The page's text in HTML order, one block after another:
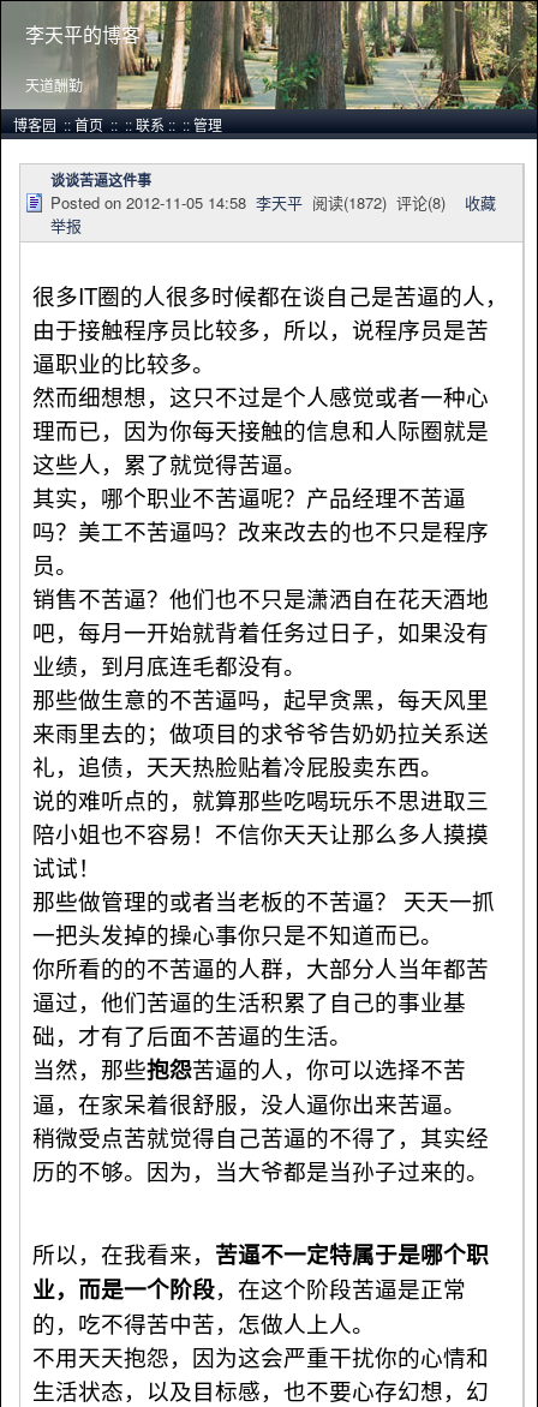
李天平的博客
天道酬勤
博客园::首页::::联系::::管理
谈谈苦逼这件事
Posted on 2012-11-05 14:58 李天平 阅读(1872) 评论(8) 收藏
举报
很多IT圈的人很多时候都在谈自己是苦逼的人，
由于接触程序员比较多，所以，说程序员是苦
逼职业的比较多。
然而细想想，这只不过是个人感觉或者一种心
理而已，因为你每天接触的信息和人际圈就是
这些人，累了就觉得苦逼。
其实，哪个职业不苦逼呢？产品经理不苦逼
吗？美工不苦逼吗？改来改去的也不只是程序
员。
销售不苦逼？他们也不只是潇洒自在花天酒地
吧，每月一开始就背着任务过日子，如果没有
业绩，到月底连毛都没有。
那些做生意的不苦逼吗，起早贪黑，每天风里
来雨里去的；做项目的求爷爷告奶奶拉关系送
礼，追债，天天热脸贴着冷屁股卖东西。
说的难听点的，就算那些吃喝玩乐不思进取三
陪小姐也不容易！不信你天天让那么多人摸摸
试试！
那些做管理的或者当老板的不苦逼？ 天天一抓
一把头发掉的操心事你只是不知道而已。
你所看的的不苦逼的人群，大部分人当年都苦
逼过，他们苦逼的生活积累了自己的事业基
础，才有了后面不苦逼的生活。
当然，那些抱怨苦逼的人，你可以选择不苦
逼，在家呆着很舒服，没人逼你出来苦逼。
稍微受点苦就觉得自己苦逼的不得了，其实经
历的不够。因为，当大爷都是当孙子过来的。
所以，在我看来， 苦逼不一定特属于是哪个职
业，而是一个阶段，在这个阶段苦逼是正常
的，吃不得苦中苦，怎做人上人。
不用天天抱怨，因为这会严重干扰你的心情和
生活状态，以及目标感，也不要心存幻想，幻